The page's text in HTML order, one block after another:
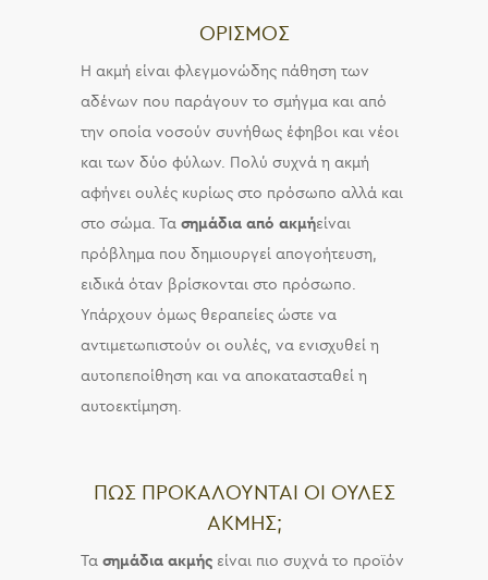
ΟΡΙΣΜΟΣ
Η ακμή είναι φλεγμονώδης πάθηση των
αδένων που παράγουν το σμήγμα και από
την οποία νοσούν συνήθως έφηβοι και νέοι
και των δύο φύλων. Πολύ συχνά η ακμή
αφήνει ουλές κυρίως στο πρόσωπο αλλά και
στο σώμα. Τα σημάδια από ακμήείναι
πρόβλημα που δημιουργεί απογοήτευση,
ειδικά όταν βρίσκονται στο πρόσωπο.
Υπάρχουν όμως θεραπείες ώστε να
αντιμετωπιστούν οι ουλές, να ενισχυθεί η
αυτοπεποίθηση και να αποκατασταθεί η
αυτοεκτίμηση.
ΠΩΣ ΠΡΟΚΑΛΟΥΝΤΑΙ ΟΙ ΟΥΛΕΣ
ΑΚΜΗΣ;
Τα σημάδια ακμής είναι πιο συχνά το προϊόν